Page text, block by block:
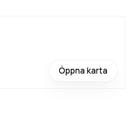
Öppna karta